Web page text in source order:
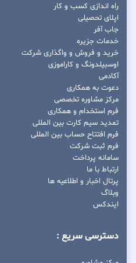
راه اندازی کسب و کار
اپلای تحصیلی
جاب آفر
خدمات جزیره
خرید و فروش و واگذاری شرکت
اوسبیلدونگ و کاراموزی
آکادمی
دعوت به همکاری
مرکز مشاوره تخصصی
فرم استخدام و همکاری
تمدید سیم کارت بین المللی
فرم افتتاح حساب بین المللی
فرم ثبت شرکت
سامانه پرداخت
ارتباط با ما
پرتال اخبار و اطلاعیه ها
وبلاگ
ایندکس
دسترسی سریع :